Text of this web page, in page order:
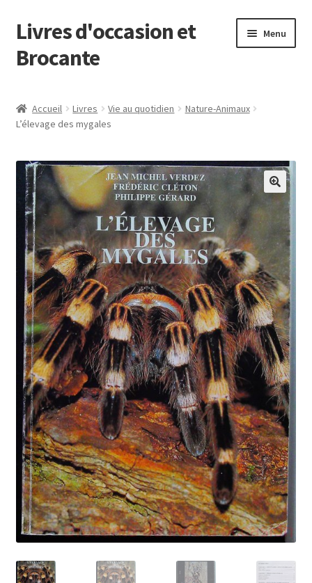
Aller
à
la
Aller
au
contenu
Livres d'occasion et
Brocante
Menu
Accueil Livres Vie au quotidien
Nature-Animaux
L’élevage des mygales